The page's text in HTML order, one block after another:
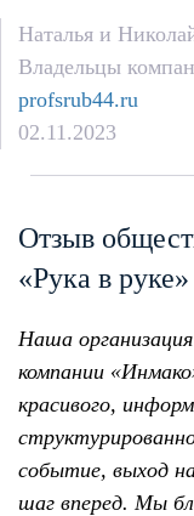
Наталья и
Владельцы
profsrub44.ru
02.11.2023
Отзыв
«Рука в руке»
Наша
компании
красивого,
событие, выход
шаг вперед. Мы